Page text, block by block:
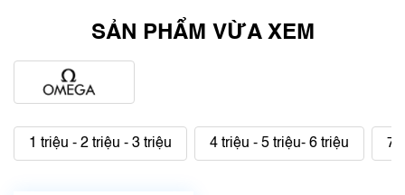
SẢN PHẨM VỪA XEM
1 triệu - 2 triệu - 3 triệu 4 triệu - 5 triệu- 6 triệu 7